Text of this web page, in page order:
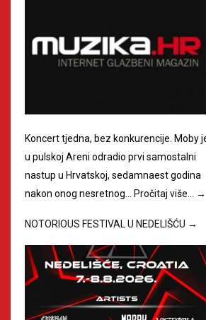
Koncert tjedna, bez konkurencije. Moby
u pulskoj Areni odradio prvi samostalni
nastup u Hrvatskoj, sedamnaest godina
nakon onog nesretnog… Pročitaj više… →
NOTORIOUS FESTIVAL U NEDELIŠĆU →